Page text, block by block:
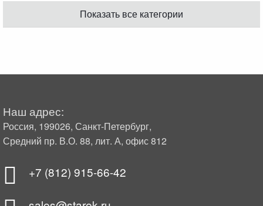
Показать все категории
Наш адрес:
Россия, 199026, Санкт-Петербург,
Средний пр. В.О. 88, лит. А, офис 812
+7 (812) 915-66-42